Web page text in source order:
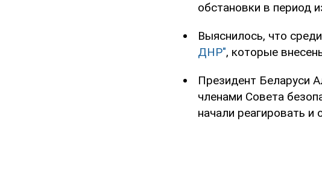
обстановки в период
Выяснилось, что
ДНР", которые
Президент Беларуси
членами Совета
начали реагировать и